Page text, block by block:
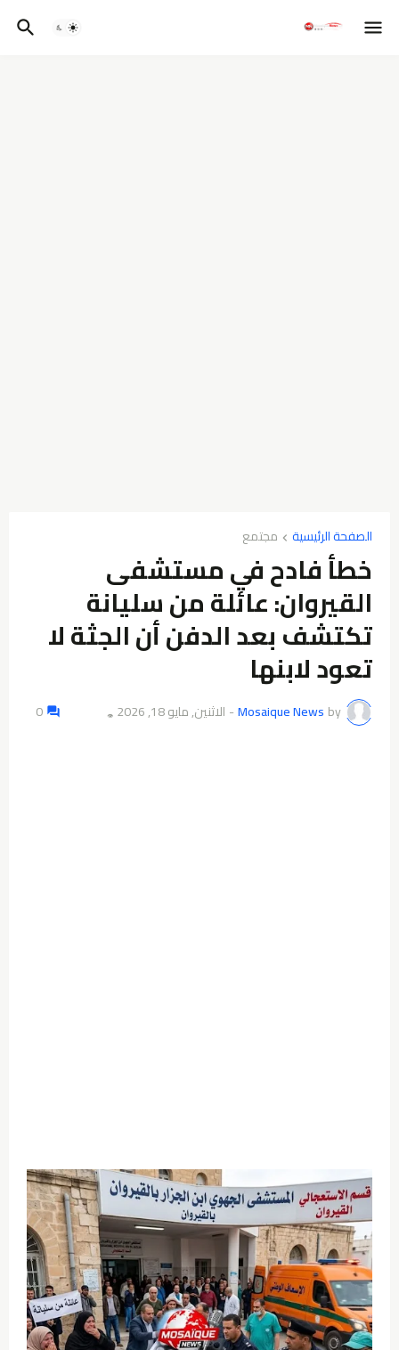
الصفحة الرئيسية مجتمع
خطأ فادح في مستشفى
القيروان: عائلة من سليانة
تكتشف بعد الدفن أن الجثة لا
تعود لابنها
by
Mosaique News
- الاثنين, مايو 18, 2026 👁️
0